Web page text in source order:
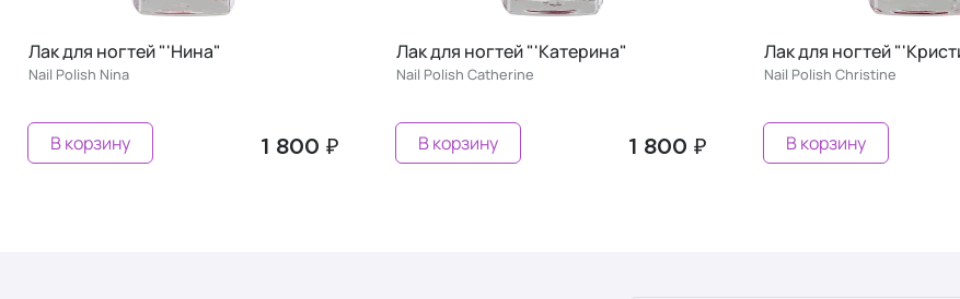
"'Нина" Лак для ногтей "'Катерина"
Nail Polish Сatherine
В корзину
Лак для ногтей "'Кристина"
Nail Polish Christine
В корзину